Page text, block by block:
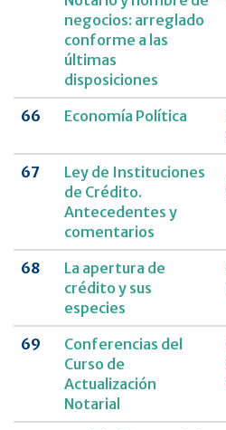
negocios: arreglado
conforme a las
últimas
disposiciones
66 Economía Política
67
Ley de Instituciones
de Crédito.
Antecedentes y
comentarios
68
La apertura de
crédito y sus
especies
69
Conferencias del
Curso de
Actualización
Notarial